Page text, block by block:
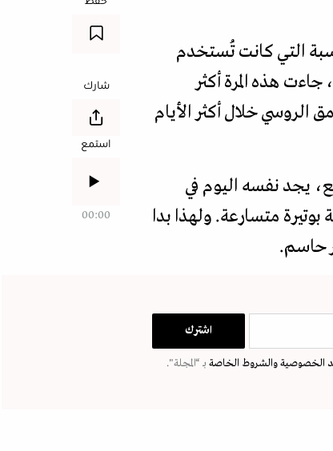
التي كانت تُستخدم
هذه المرة أكثر
خلال أكثر الأيام
يجد نفسه اليوم في
متسارعة. ولهذا بدا
حاسم.
الخصوصيةوالشروط الخاصة بـ “المجلة".
شارك
استمع
00:00